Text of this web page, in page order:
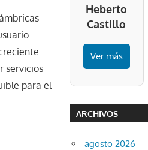
servicios
para el
Heberto
Castillo
Ver más
ARCHIVOS
agosto 2026